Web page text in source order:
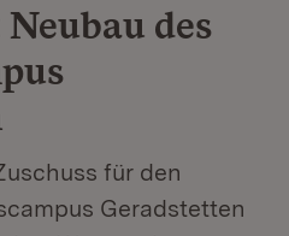
des
für den
Geradstetten